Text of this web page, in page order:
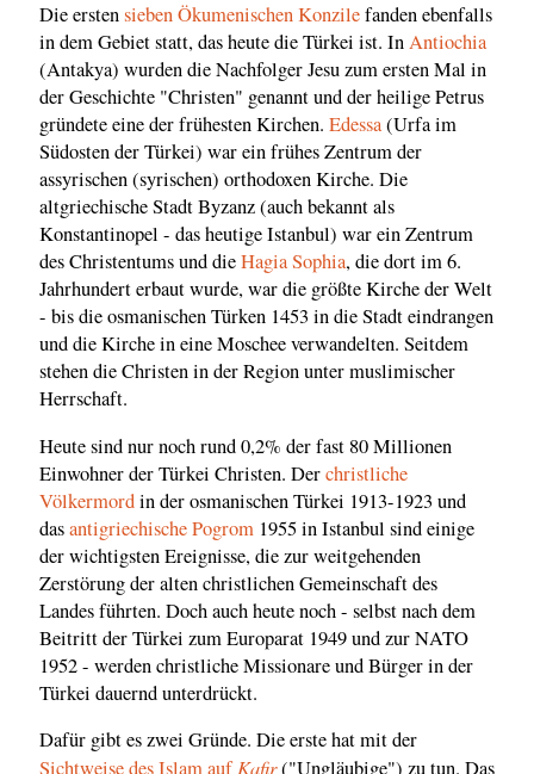
Die erstensieben Ökumenischen Konzilefanden ebenfalls
in dem Gebiet statt, das heute die Türkei ist. InAntiochia
(Antakya) wurden die Nachfolger Jesu zum ersten Mal in
der Geschichte "Christen" genannt und der heilige Petrus
gründete eine der frühesten Kirchen. Edessa(Urfa im
Südosten der Türkei) war ein frühes Zentrum der
assyrischen (syrischen) orthodoxen Kirche. Die
altgriechische Stadt Byzanz (auch bekannt als
Konstantinopel - das heutige Istanbul) war ein Zentrum
des Christentums und dieHagia Sophia, die dort im 6.
Jahrhundert erbaut wurde, war die größte Kirche der Welt
- bis die osmanischen Türken 1453 in die Stadt eindrangen
und die Kirche in eine Moschee verwandelten. Seitdem
stehen die Christen in der Region unter muslimischer
Herrschaft.
Heute sind nur noch rund 0,2% der fast 80 Millionen
Einwohner der Türkei Christen. Derchristliche
Völkermordin der osmanischen Türkei 1913-1923 und
dasantigriechische Pogrom 1955 in Istanbul sind einige
der wichtigsten Ereignisse, die zur weitgehenden
Zerstörung der alten christlichen Gemeinschaft des
Landes führten. Doch auch heute noch - selbst nach dem
Beitritt der Türkei zum Europarat 1949 und zur NATO
1952 - werden christliche Missionare und Bürger in der
Türkei dauernd unterdrückt.
Dafür gibt es zwei Gründe. Die erste hat mit der
Sichtweise des Islam aufKafir("Ungläubige") zu tun. Das